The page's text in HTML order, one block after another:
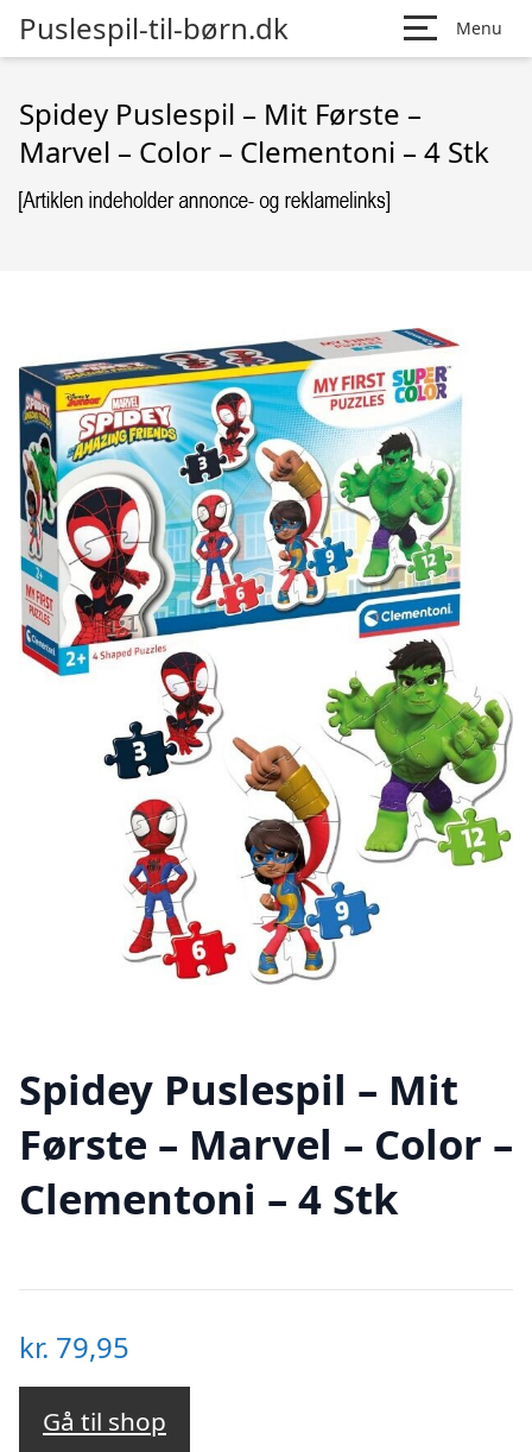
Puslespil-til-børn.dk Menu
Spidey Puslespil – Mit Første –
Marvel – Color – Clementoni – 4 Stk
Spidey Puslespil – Mit
Første – Marvel – Color –
Clementoni – 4 Stk
kr. 79,95
Gå til shop